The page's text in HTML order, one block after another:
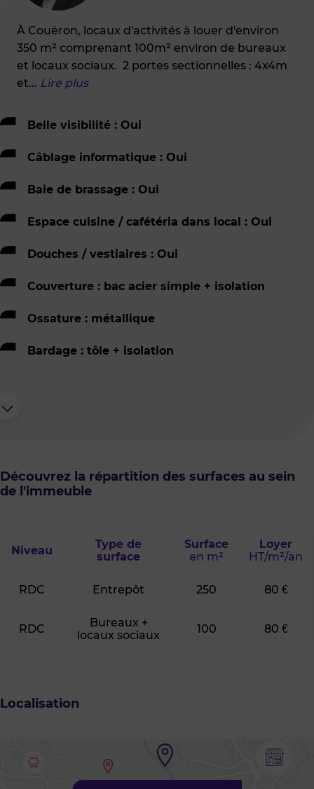
À Couëron, locaux d'activités à louer d'environ
350 m² comprenant 100m² environ de bureaux
et locaux sociaux. 2 portes sectionnelles : 4x4m
et... Lire plus
Belle visibilité : Oui
Câblage informatique : Oui
Baie de brassage : Oui
Espace cuisine / cafétéria dans local : Oui
Douches / vestiaires : Oui
Couverture : bac acier simple + isolation
Ossature : métallique
Bardage : tôle + isolation
Découvrez la répartition des surfaces au sein
de l'immeuble
Niveau
Type de
surface
Surface
en m²
Loyer
HT/m²/an
RDC Entrepôt 250 80 €
RDC
Bureaux +
locaux sociaux
100 80 €
Localisation